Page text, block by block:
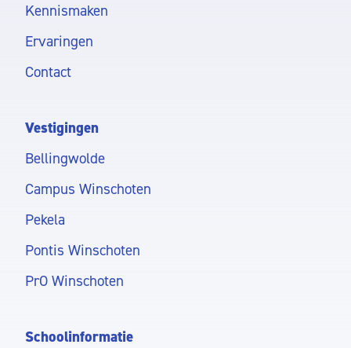
Kennismaken
Ervaringen
Contact
Vestigingen
Bellingwolde
Campus Winschoten
Pekela
Pontis Winschoten
PrO Winschoten
Schoolinformatie